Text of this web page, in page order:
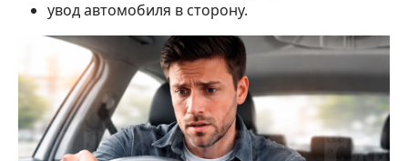
увод автомобиля в сторону.